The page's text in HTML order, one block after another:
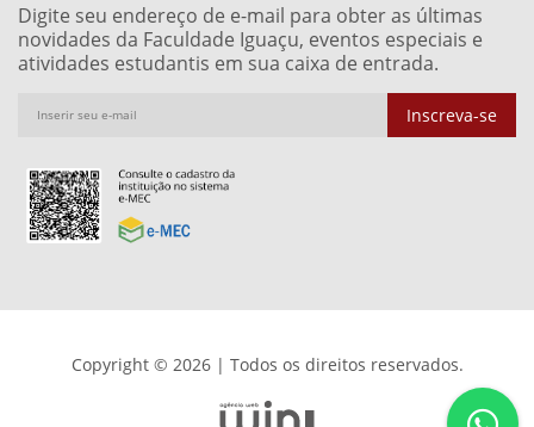
Digite seu endereço de e-mail para obter as últimas
novidades da Faculdade Iguaçu, eventos especiais e
atividades estudantis em sua caixa de entrada.
Inscreva-se
Copyright © 2026 | Todos os direitos reservados.